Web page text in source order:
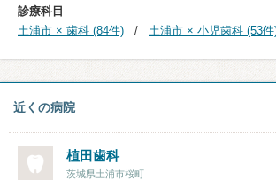
診療科目
土浦市 × 歯科 (84件)
土浦市 × 小児歯科 (53件
近くの病院
植田歯科
茨城県土浦市桜町